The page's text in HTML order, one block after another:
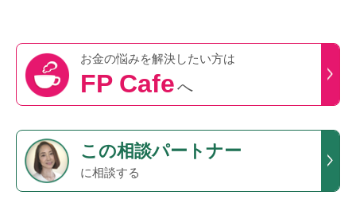
お金の悩みを解決したい方は
FP Cafeへ
この相談パートナー
に相談する